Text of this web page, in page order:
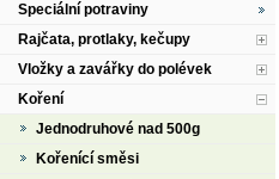
Speciální potraviny
Rajčata, protlaky, kečupy
Vložky a zavářky do polévek
Koření
Jednodruhové nad 500g
Kořenící směsi